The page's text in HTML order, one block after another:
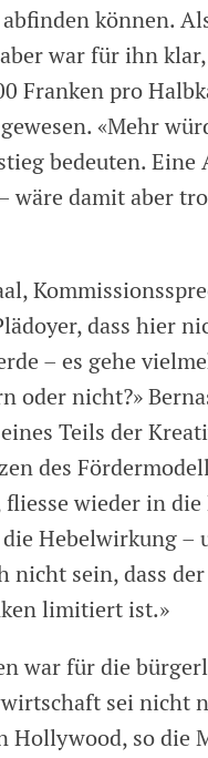
können.
war für ihn
Franken pro
«Mehr
bedeuten.
wäre damit aber
dass hier
– es gehe
oder nicht?»
Teils der
des
wieder in
Hebelwirkung –
nicht sein, dass
limitiert ist.»
war für die
sei nicht
Hollywood, so die